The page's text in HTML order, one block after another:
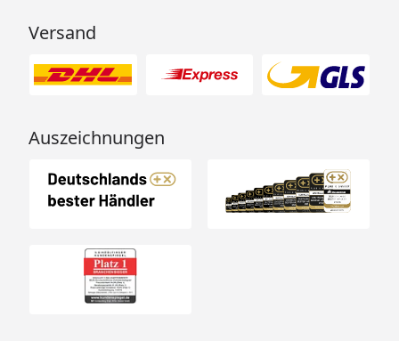
Versand
Auszeichnungen